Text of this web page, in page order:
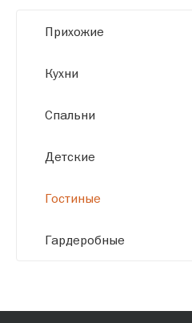
размерам.
Прихожие
Кухни
Спальни
Детские
Гостиные
Гардеробные